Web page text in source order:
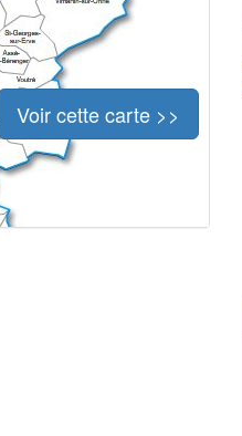
Voir cette carte >>